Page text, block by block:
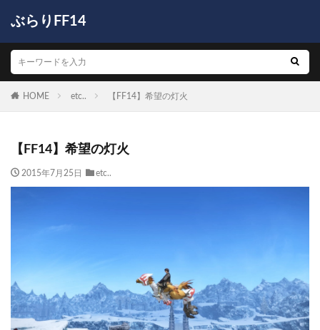
ぶらりFF14
HOME etc.. 【FF14】希望の灯火
【FF14】希望の灯火
2015年7月25日 etc..